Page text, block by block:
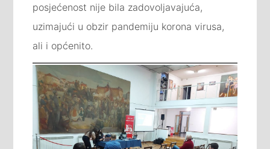
posjećenost nije bila zadovoljavajuća,
uzimajući u obzir pandemiju korona virusa,
ali i općenito.